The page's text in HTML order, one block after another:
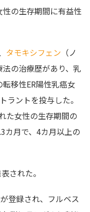
の生存期間に有益性
タモキシフェン （ノ
の治療歴があり、乳
移性ER陽性乳癌女
ラントを投与した。
た女性の生存期間の
カ月で、4カ月以上の
された。
登録され、フルベス